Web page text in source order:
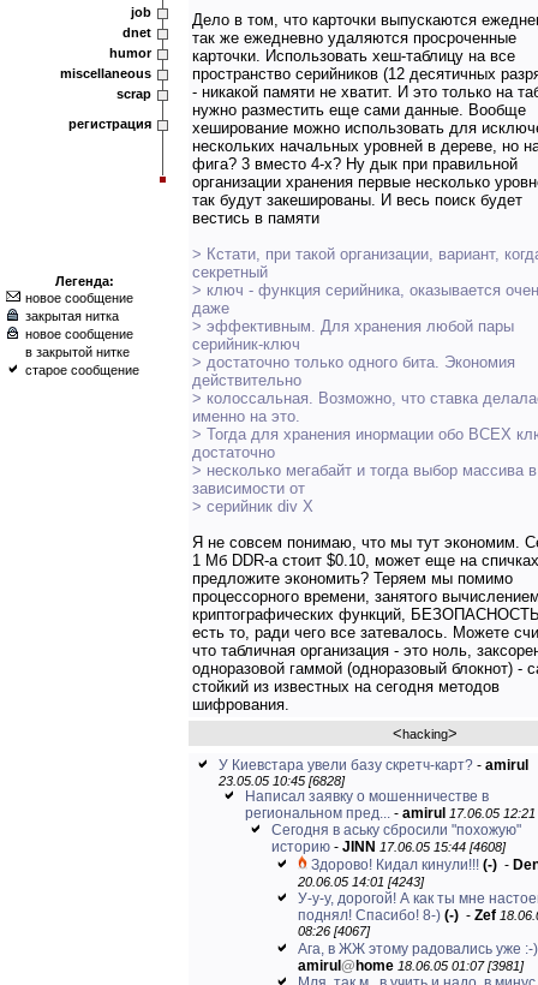
job
dnet
humor
miscellaneous
scrap
регистрация
Легенда:
новое сообщение
закрытая нитка
новое сообщение
в закрытой нитке
старое сообщение
Дело в том, что карточки выпускаются
так же ежедневно удаляются просроченные
карточки. Использовать хеш-таблицу на все
пространство серийников (12 десятичных
- никакой памяти не хватит. И это только на
нужно разместить еще сами данные. Вообще
хеширование можно использовать для
нескольких начальных уровней в дереве, но
фига? 3 вместо 4-х? Ну дык при правильной
организации хранения первые несколько
так будут закешированы. И весь поиск будет
вестись в памяти
> Кстати, при такой организации, вариант,
секретный
> ключ - функция серийника, оказывается
даже
> эффективным. Для хранения любой пары
серийник-ключ
> достаточно только одного бита. Экономия
действительно
> колоссальная. Возможно, что ставка
именно на это.
> Тогда для хранения инормации обо ВСЕХ
достаточно
> несколько мегабайт и тогда выбор массива в
зависимости от
> серийник div X
Я не совсем понимаю, что мы тут экономим.
1 Мб DDR-а стоит $0.10, может еще на спичках
предложите экономить? Теряем мы помимо
процессорного времени, занятого
криптографических функций,
есть то, ради чего все затевалось. Можете
что табличная организация - это ноль,
одноразовой гаммой (одноразовый блокнот) -
стойкий из известных на сегодня методов
шифрования.
<hacking>
У Киевстара увели базу скретч-карт? - amirul
23.05.05 10:45 [6828]
Написал заявку о мошенничестве в
региональном пред... - amirul 17.06.05
Сегодня в аську сбросили "похожую"
историю - JINN 17.06.05 15:44 [4608]
Здорово! Кидал кинули!!! (-) -
20.06.05 14:01 [4243]
У-у-у, дорогой! А как ты мне
поднял! Спасибо! 8-) (-) - Zef
08:26 [4067]
Ага, в ЖЖ этому радовались уже :-)
amirul @ home 18.06.05 01:07 [3981]